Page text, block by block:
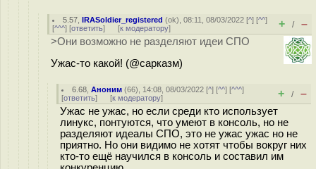
5.57 ,IRASoldier_registered (ok), 08:11, 08/03/2022 [^] [^^]
[^^^] [ответить] [к модератору] + / –
>Они возможно не разделяют идеи СПО
Ужас-то какой! (@сарказм)
6.68 ,Аноним (66), 14:08, 08/03/2022 [^] [^^] [^^^]
[ответить] [к модератору] + / –
Ужас не ужас, но если среди кто использует
линукс, понтуются, что умеют в консоль, но не
разделяют идеалы СПО, это не ужас ужас но не
приятно. Но они видимо не хотят чтобы вокруг них
кто-то ещё научился в консоль и составил им